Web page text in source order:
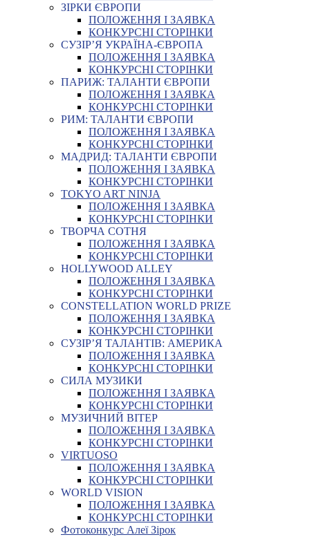
ЗІРКИ ЄВРОПИ
ПОЛОЖЕННЯ І ЗАЯВКА
КОНКУРСНІ СТОРІНКИ
СУЗІР’Я УКРАЇНА-ЄВРОПА
ПОЛОЖЕННЯ І ЗАЯВКА
КОНКУРСНІ СТОРІНКИ
ПАРИЖ: ТАЛАНТИ ЄВРОПИ
ПОЛОЖЕННЯ І ЗАЯВКА
КОНКУРСНІ СТОРІНКИ
РИМ: ТАЛАНТИ ЄВРОПИ
ПОЛОЖЕННЯ І ЗАЯВКА
КОНКУРСНІ СТОРІНКИ
МАДРИД: ТАЛАНТИ ЄВРОПИ
ПОЛОЖЕННЯ І ЗАЯВКА
КОНКУРСНІ СТОРІНКИ
TOKYO ART NINJA
ПОЛОЖЕННЯ І ЗАЯВКА
КОНКУРСНІ СТОРІНКИ
ТВОРЧА СОТНЯ
ПОЛОЖЕННЯ І ЗАЯВКА
КОНКУРСНІ СТОРІНКИ
HOLLYWOOD ALLEY
ПОЛОЖЕННЯ І ЗАЯВКА
КОНКУРСНІ СТОРІНКИ
CONSTELLATION WORLD PRIZE
ПОЛОЖЕННЯ І ЗАЯВКА
КОНКУРСНІ СТОРІНКИ
СУЗІР’Я ТАЛАНТІВ: АМЕРИКА
ПОЛОЖЕННЯ І ЗАЯВКА
КОНКУРСНІ СТОРІНКИ
СИЛА МУЗИКИ
ПОЛОЖЕННЯ І ЗАЯВКА
КОНКУРСНІ СТОРІНКИ
МУЗИЧНИЙ ВІТЕР
ПОЛОЖЕННЯ І ЗАЯВКА
КОНКУРСНІ СТОРІНКИ
VIRTUOSO
ПОЛОЖЕННЯ І ЗАЯВКА
КОНКУРСНІ СТОРІНКИ
WORLD VISION
ПОЛОЖЕННЯ І ЗАЯВКА
КОНКУРСНІ СТОРІНКИ
Фотоконкурс Алеї Зірок